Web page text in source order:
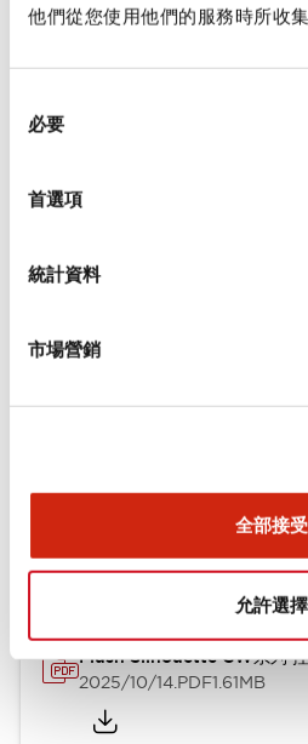
他們從您使用他們的服務時所收
必要
首選項
統計資料
市場營銷
全部接受
允許選擇
規格
審美規範
環境規範
功能規格
機械規格
型錄和宣傳手冊 CAD檔 認證與
Flush Silhouette CW系列
2025/10/14.PDF1.61MB